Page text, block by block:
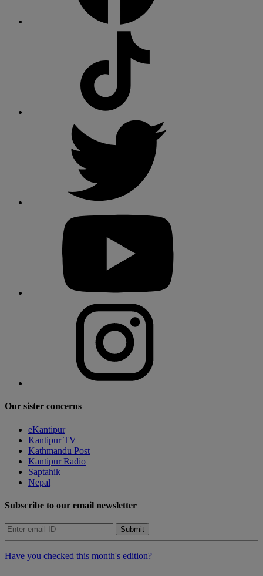
Our sister concerns
eKantipur
Kantipur TV
Kathmandu Post
Kantipur Radio
Saptahik
Nepal
Subscribe to our email newsletter
Submit
Have you checked this month's edition?